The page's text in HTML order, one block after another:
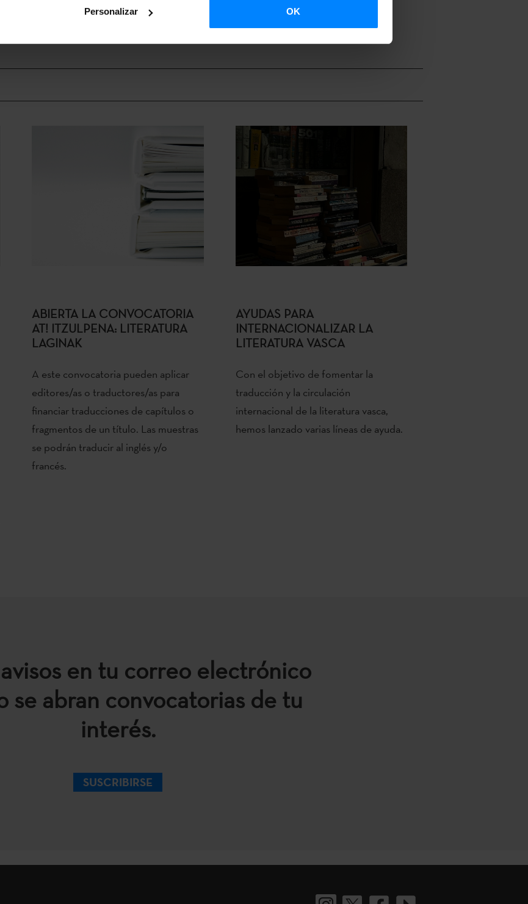
Personalizar OK
ABIERTA LA CONVOCATORIA
AT! ITZULPENA: LITERATURA
LAGINAK
A este convocatoria pueden aplicar
editores/as o traductores/as para
financiar traducciones de capítulos o
fragmentos de un título. Las muestras
se podrán traducir al inglés y/o
francés.
AYUDAS PARA
INTERNACIONALIZAR LA
LITERATURA VASCA
Con el objetivo de fomentar la
traducción y la circulación
internacional de la literatura vasca,
hemos lanzado varias líneas de ayuda.
en tu correo electrónico
se abran convocatorias de tu
interés.
SUSCRIBIRSE